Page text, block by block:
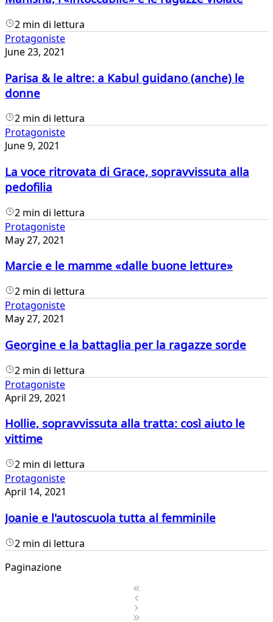
2 min di lettura
Protagoniste
June 23, 2021
Parisa & le altre: a Kabul guidano (anche) le
donne
2 min di lettura
Protagoniste
June 9, 2021
La voce ritrovata di Grace, sopravvissuta alla
pedofilia
2 min di lettura
Protagoniste
May 27, 2021
Marcie e le mamme «dalle buone letture»
2 min di lettura
Protagoniste
May 27, 2021
Georgine e la battaglia per la ragazze sorde
2 min di lettura
Protagoniste
April 29, 2021
Hollie, sopravvissuta alla tratta: così aiuto le
vittime
2 min di lettura
Protagoniste
April 14, 2021
Joanie e l'autoscuola tutta al femminile
2 min di lettura
Paginazione